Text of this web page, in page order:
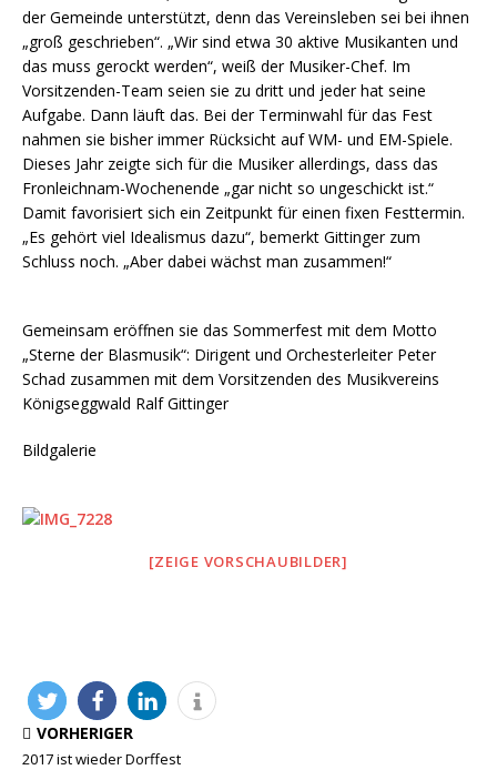
der Gemeinde unterstützt, denn das Vereinsleben sei bei ihnen
„groß geschrieben“. „Wir sind etwa 30 aktive Musikanten und
das muss gerockt werden“, weiß der Musiker-Chef. Im
Vorsitzenden-Team seien sie zu dritt und jeder hat seine
Aufgabe. Dann läuft das. Bei der Terminwahl für das Fest
nahmen sie bisher immer Rücksicht auf WM- und EM-Spiele.
Dieses Jahr zeigte sich für die Musiker allerdings, dass das
Fronleichnam-Wochenende „gar nicht so ungeschickt ist.“
Damit favorisiert sich ein Zeitpunkt für einen fixen Festtermin.
„Es gehört viel Idealismus dazu“, bemerkt Gittinger zum
Schluss noch. „Aber dabei wächst man zusammen!“
Gemeinsam eröffnen sie das Sommerfest mit dem Motto
„Sterne der Blasmusik“: Dirigent und Orchesterleiter Peter
Schad zusammen mit dem Vorsitzenden des Musikvereins
Königseggwald Ralf Gittinger
Bildgalerie
[ZEIGE VORSCHAUBILDER]
VORHERIGER
2017 ist wieder Dorffest